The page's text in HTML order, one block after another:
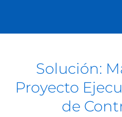
Solución:
Proyecto
de